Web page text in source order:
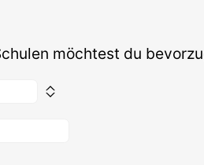
möchtest du